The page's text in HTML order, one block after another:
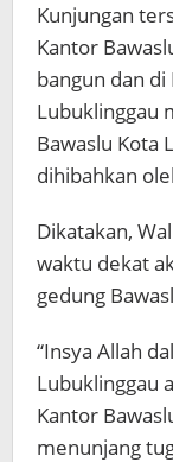
Kunjungan
Kantor
bangun dan
Lubuklinggau
Bawaslu Kota
dihibahkan
Dikatakan,
waktu dekat
gedung
“Insya Allah
Lubuklinggau
Kantor
menunjang